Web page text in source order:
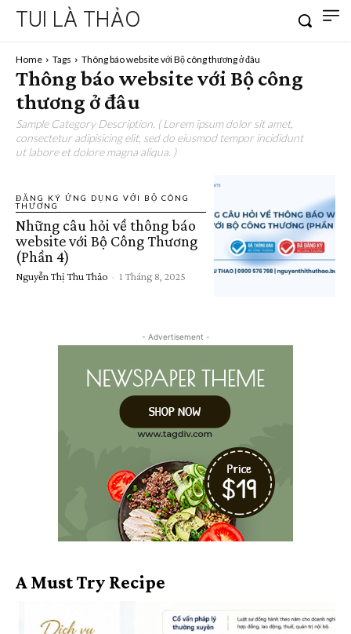
TUI LÀ THẢO
Home Tags Thông báo website với Bộ công thương ở đâu
Thông báo website với Bộ công
thương ở đâu
Sample Category Description. ( Lorem ipsum dolor sit amet,
consectetur adipisicing elit, sed do eiusmod tempor incididunt
ut labore et dolore magna aliqua. )
ĐĂNG KÝ ỨNG DỤNG VỚI BỘ CÔNG
THƯƠNG
Những câu hỏi về thông báo
website với Bộ Công Thương
(Phần 4)
Nguyễn Thị Thu Thảo - 1 Tháng 8, 2025
- Advertisement -
A Must Try Recipe